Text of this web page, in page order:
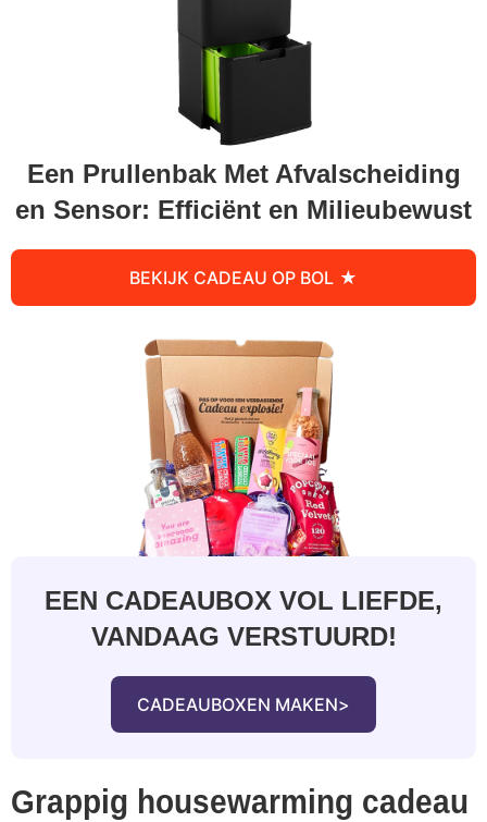
Een Prullenbak Met Afvalscheiding
en Sensor: Efficiënt en Milieubewust
BEKIJK CADEAU OP BOL
EEN CADEAUBOX VOL LIEFDE,
VANDAAG VERSTUURD!
CADEAUBOXEN MAKEN
Grappig housewarming cadeau